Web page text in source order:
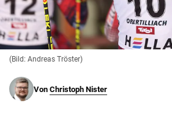
© Krone Multimedia GmbH & Co KG 2026
Muthgasse 2, 1190 Wien
(Bild: Andreas Tröster)
Von Christoph Nister